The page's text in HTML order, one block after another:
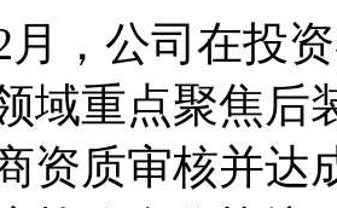
月，公司在投
域重点聚焦后
资质审核并达